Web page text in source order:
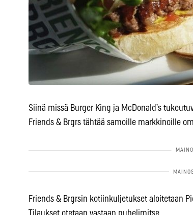
Siinä missä Burger King ja McDonald’s
Friends & Brgrs tähtää samoille markkinoille
Friends & Brgrsin kotiinkuljetukset aloitetaan